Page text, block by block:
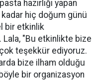
hazırlığı yapan
kadar hiç doğum günü
bir etkinlik
"Bu etkinlikte bize
teşekkür ediyoruz.
bize ilham olduğu
bir organizasyon